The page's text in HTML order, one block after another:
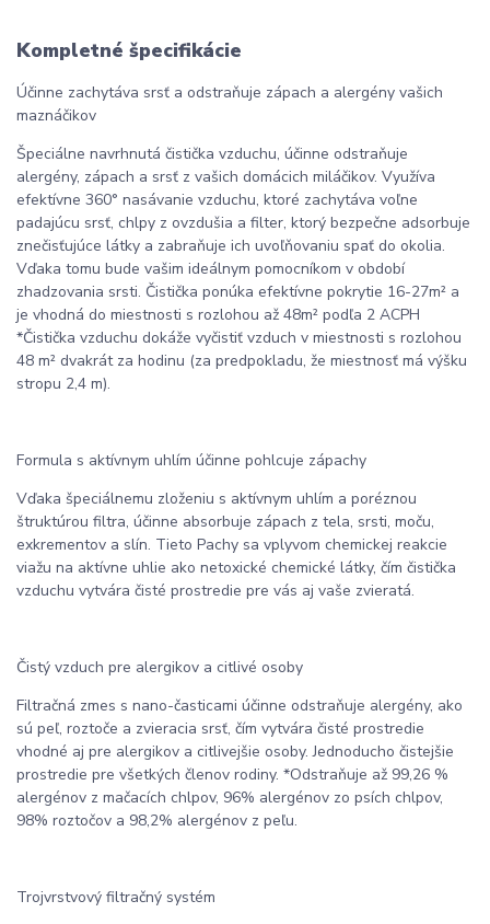
Kompletné špecifikácie
Účinne zachytáva srsť a odstraňuje zápach a alergény vašich
maznáčikov
Špeciálne navrhnutá čistička vzduchu, účinne odstraňuje
alergény, zápach a srsť z vašich domácich miláčikov. Využíva
efektívne 360° nasávanie vzduchu, ktoré zachytáva voľne
padajúcu srsť, chlpy z ovzdušia a filter, ktorý bezpečne adsorbuje
znečisťujúce látky a zabraňuje ich uvoľňovaniu spať do okolia.
Vďaka tomu bude vašim ideálnym pomocníkom v období
zhadzovania srsti. Čistička ponúka efektívne pokrytie 16-27m² a
je vhodná do miestnosti s rozlohou až 48m² podľa 2 ACPH
*Čistička vzduchu dokáže vyčistiť vzduch v miestnosti s rozlohou
48 m² dvakrát za hodinu (za predpokladu, že miestnosť má výšku
stropu 2,4 m).
Formula s aktívnym uhlím účinne pohlcuje zápachy
Vďaka špeciálnemu zloženiu s aktívnym uhlím a poréznou
štruktúrou filtra, účinne absorbuje zápach z tela, srsti, moču,
exkrementov a slín. Tieto Pachy sa vplyvom chemickej reakcie
viažu na aktívne uhlie ako netoxické chemické látky, čím čistička
vzduchu vytvára čisté prostredie pre vás aj vaše zvieratá.
Čistý vzduch pre alergikov a citlivé osoby
Filtračná zmes s nano-časticami účinne odstraňuje alergény, ako
sú peľ, roztoče a zvieracia srsť, čím vytvára čisté prostredie
vhodné aj pre alergikov a citlivejšie osoby. Jednoducho čistejšie
prostredie pre všetkých členov rodiny. *Odstraňuje až 99,26 %
alergénov z mačacích chlpov, 96% alergénov zo psích chlpov,
98% roztočov a 98,2% alergénov z peľu.
Trojvrstvový filtračný systém